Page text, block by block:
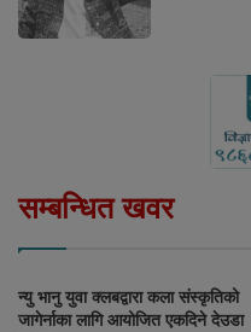
सम्बन्धित खवर
न्यु भानु युवा क्लबद्वारा कला संस्कृतिको
जागेर्नाका लागि आयोजित एकदिने देउडा